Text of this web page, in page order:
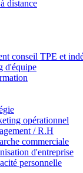
distance
conseil TPE et
d'équipe
opérationnel
/ R.H
commerciale
d'entreprise
personnelle